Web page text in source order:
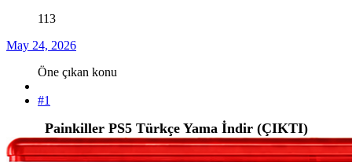
113
May 24, 2026
Öne çıkan konu
#1
Painkiller PS5 Türkçe Yama İndir (ÇIKTI)